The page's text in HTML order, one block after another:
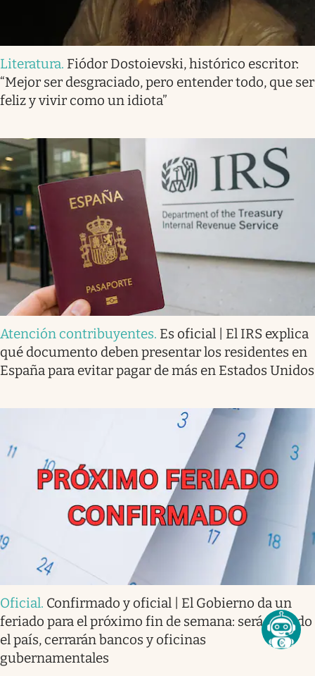
Literatura. Fiódor Dostoievski, histórico escritor:
“Mejor ser desgraciado, pero entender todo, que ser
feliz y vivir como un idiota”
Atención contribuyentes. Es oficial | El IRS explica
qué documento deben presentar los residentes en
España para evitar pagar de más en Estados Unidos
Oficial. Confirmado y oficial | El Gobierno da un
feriado para el próximo fin de semana: será en todo
el país, cerrarán bancos y oficinas
gubernamentales